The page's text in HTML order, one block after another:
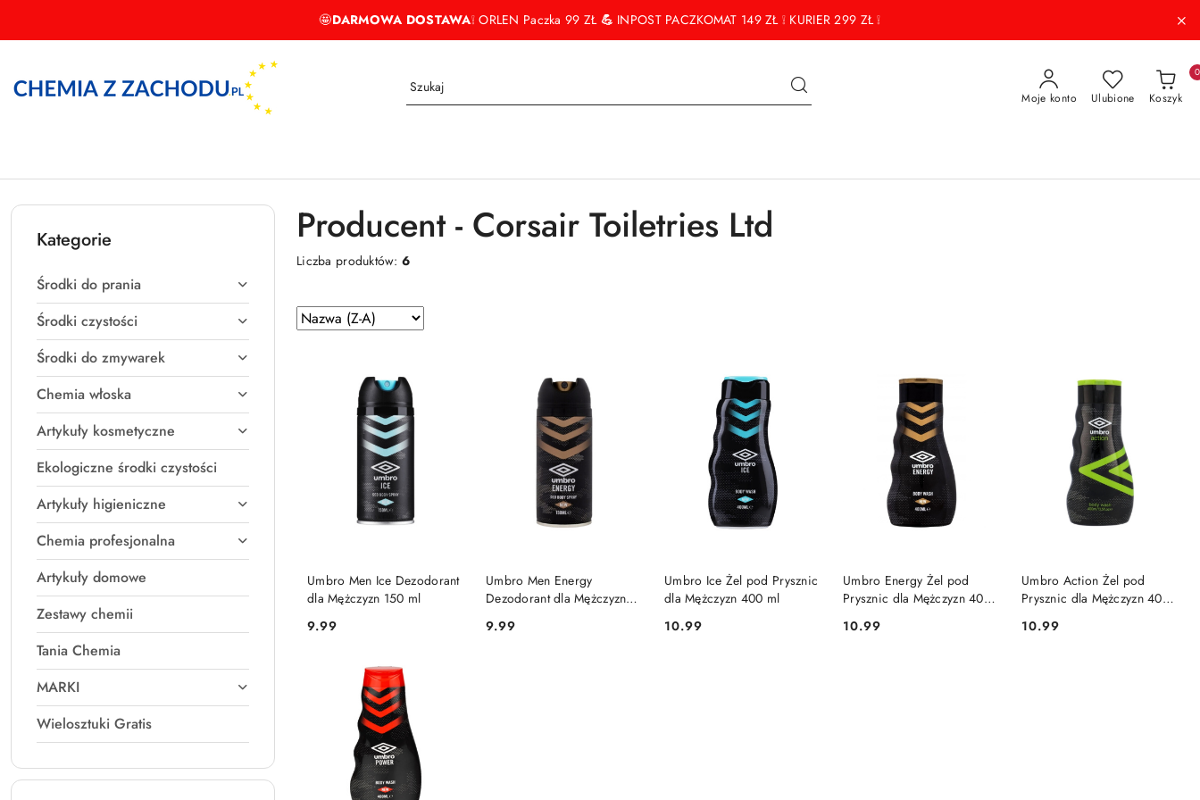
🤩DARMOWA DOSTAWA❕ ORLEN Paczka 99 ZŁ💪 INPOST PACZKOMAT 149 ZŁ ❕ KURIER 299 ZŁ ❕
Moje konto Ulubione Koszyk
0
Kategorie
Środki do prania
Środki czystości
Środki do zmywarek
Chemia włoska
Artykuły kosmetyczne
Ekologiczne środki czystości
Artykuły higieniczne
Chemia profesjonalna
Artykuły domowe
Zestawy chemii
Tania Chemia
MARKI
Wielosztuki Gratis
Producent - Corsair Toiletries Ltd
Liczba produktów:6
Zastosowano
sortowanie:
Sortuj
według
Umbro Men Ice Dezodorant
dla Mężczyzn 150 ml
Cena:
9.99
DO KOSZYKA
Umbro Men Energy
Dezodorant dla Mężczyzn
Cena:
9.99
DO KOSZYKA
Umbro Ice Żel pod Prysznic
dla Mężczyzn 400 ml
Cena:
10.99
DO KOSZYKA
Umbro Energy Żel pod
Prysznic dla Mężczyzn 400
Cena:
10.99
DO KOSZYKA
Umbro Action Żel pod
Prysznic dla Mężczyzn 400
Cena:
10.99
DO KOSZYKA